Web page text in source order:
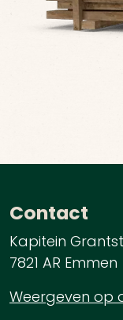
Contact
Kapitein
7821 AR Emmen
Weergeven op